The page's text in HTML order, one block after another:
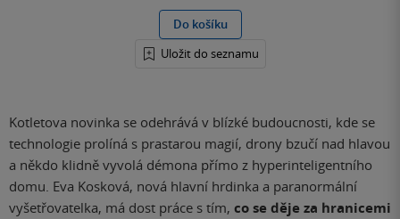
Do košíku
Uložit do seznamu
Kotletova novinka se odehrává v blízké budoucnosti, kde se
technologie prolíná s prastarou magií, drony bzučí nad hlavou
a někdo klidně vyvolá démona přímo z hyperinteligentního
domu. Eva Kosková, nová hlavní hrdinka a paranormální
vyšetřovatelka, má dost práce s tím, co se děje za hranicemi